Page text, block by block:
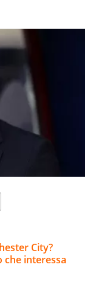
City?
che interessa